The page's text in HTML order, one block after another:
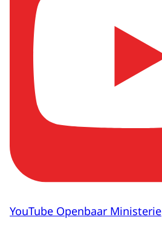
YouTube Openbaar Ministerie